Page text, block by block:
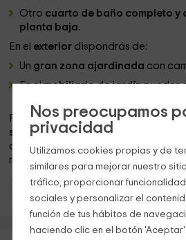
Nos preocupamos
privacidad
Utilizamos cookies propias y de
similares para mejorar nuestro
tráfico, proporcionar
sociales y personalizar el
función de tus hábitos de
haciendo clic en el botón
Otro cuarto de baño completo y
planta baja.
En el exterior dispondrás de:
Un gran zona ajardinada con
En elmobiliario de jardínpuedes
Para que no te falte absolutamente
solicitar cenascon los mejores
ocmomasajes a domicilio para
merecidos días de descanso.
Casas Rurales Castilla y León Casas Rurales